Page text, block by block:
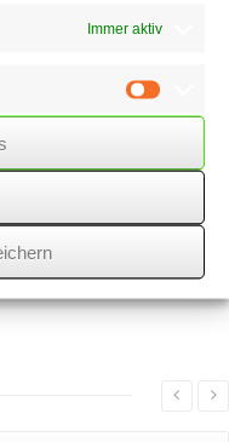
Immer aktiv
es nicht untersagt, sich
für eine andere
Aufnahme einer Tätigkeit